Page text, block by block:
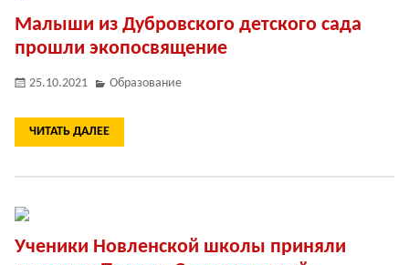
Малыши из Дубровского детского сада
прошли экопосвящение
25.10.2021 Образование
ЧИТАТЬ ДАЛЕЕ
Ученики Новленской школы приняли